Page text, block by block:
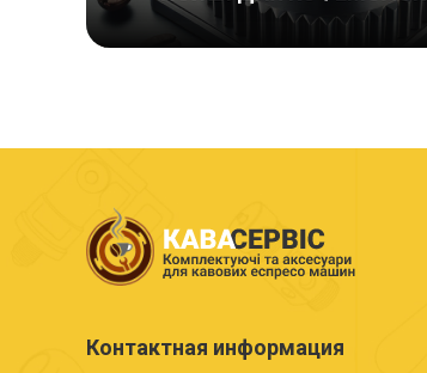
Контактная информация